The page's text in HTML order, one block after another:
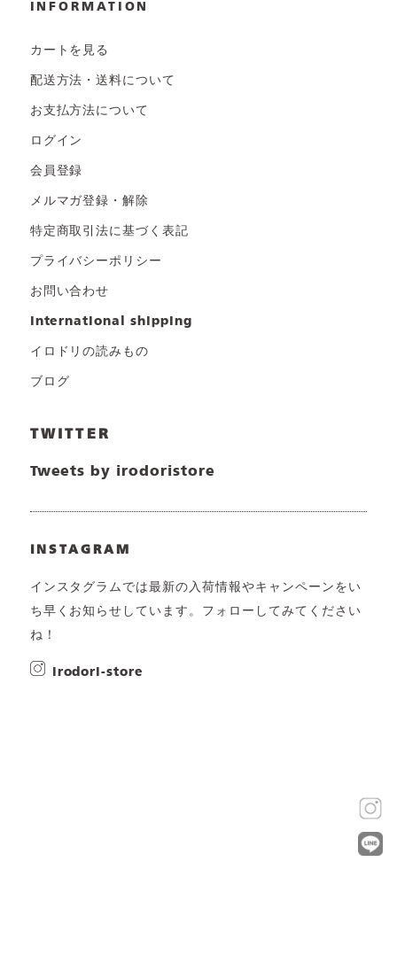
INFORMATION
カートを見る
配送方法・送料について
お支払方法について
ログイン
会員登録
メルマガ登録・解除
特定商取引法に基づく表記
プライバシーポリシー
お問い合わせ
international shipping
イロドリの読みもの
ブログ
TWITTER
Tweets by irodoristore
INSTAGRAM
インスタグラムでは最新の入荷情報やキャンペーンをい
ち早くお知らせしています。フォローしてみてください
ね！
irodori-store